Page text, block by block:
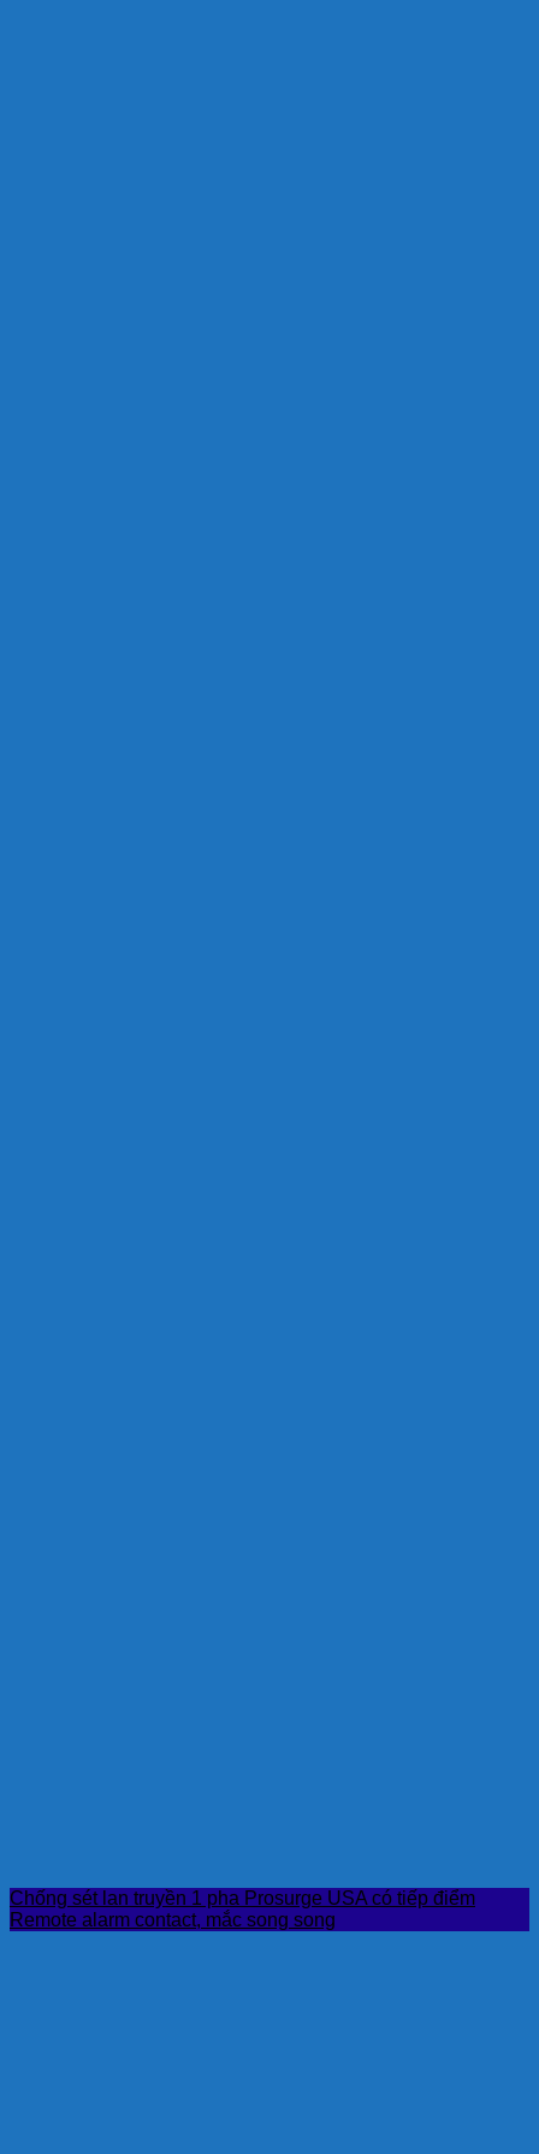
Chống sét lan truyền 1 pha Prosurge USA có tiếp điểm
Remote alarm contact, mắc song song